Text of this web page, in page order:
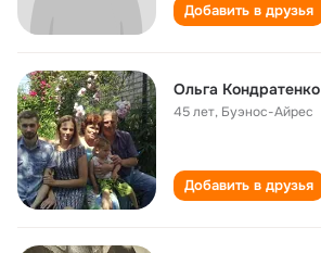
Добавить в друзья
Ольга Кондратенко
45 лет, Буэнос-Айрес
Добавить в друзья